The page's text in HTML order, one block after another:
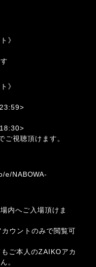
》
》
視聴頂けます。
e/NABOWA-
内へご入場頂けま
ウントのみで閲覧可
ご本人のZAIKOアカ
。